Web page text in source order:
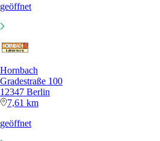
geöffnet
Hornbach
Gradestraße 100
12347 Berlin
7,61 km
geöffnet